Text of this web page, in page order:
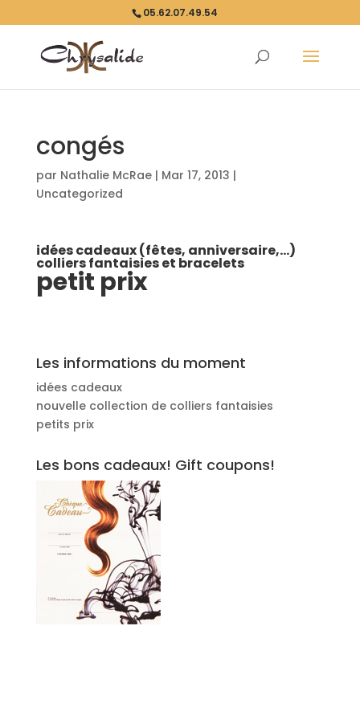
05.62.07.49.54
congés
par Nathalie McRae| Mar 17, 2013 |
Uncategorized
idées cadeaux (fêtes, anniversaire,…)
colliers fantaisies et bracelets
petit prix
Les informations du moment
idées cadeaux
nouvelle collection de colliers fantaisies
petits prix
Les bons cadeaux! Gift coupons!